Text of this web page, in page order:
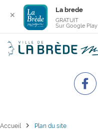
Accueil chevron_right Plan du site
✕
La brede
GRATUIT
Sur Google Play